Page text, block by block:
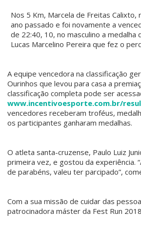
Nos 5 Km, Marcela de Freitas Calixto,
ano passado e foi novamente a
de 22:40, 10, no masculino a medalha
Lucas Marcelino Pereira que fez o
A equipe vencedora na classificação
Ourinhos que levou para casa a
classificação completa pode ser
www.incentivoesporte.com.br/
vencedores receberam troféus,
os participantes ganharam medalhas.
O atleta santa-cruzense, Paulo Luiz
primeira vez, e gostou da experiência.
de parabéns, valeu ter parcipado”,
Com a sua missão de cuidar das
patrocinadora máster da Fest Run